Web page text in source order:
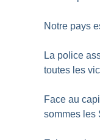
Notre pays
La police
toutes les
Face au
sommes les